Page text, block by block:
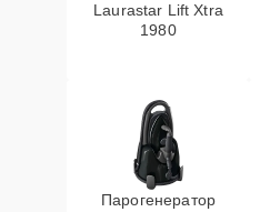
Laurastar Lift Xtra
1980
Парогенератор